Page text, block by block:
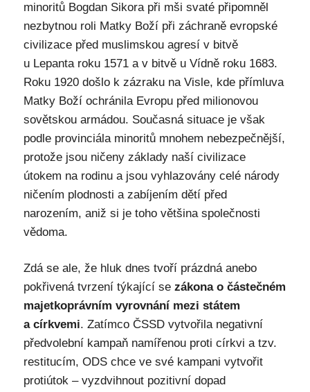
minoritů Bogdan Sikora při mši svaté připomněl
nezbytnou roli Matky Boží při záchraně evropské
civilizace před muslimskou agresí v bitvě
u Lepanta roku 1571 a v bitvě u Vídně roku 1683.
Roku 1920 došlo k zázraku na Visle, kde přímluva
Matky Boží ochránila Evropu před milionovou
sovětskou armádou. Současná situace je však
podle provinciála minoritů mnohem nebezpečnější,
protože jsou ničeny základy naší civilizace
útokem na rodinu a jsou vyhlazovány celé národy
ničením plodnosti a zabíjením dětí před
narozením, aniž si je toho většina společnosti
vědoma.
Zdá se ale, že hluk dnes tvoří prázdná anebo
pokřivená tvrzení týkající se zákona o částečném
majetkoprávním vyrovnání mezi státem
a církvemi. Zatímco ČSSD vytvořila negativní
předvolební kampaň namířenou proti církvi a tzv.
restitucím, ODS chce ve své kampani vytvořit
protiútok – vyzdvihnout pozitivní dopad